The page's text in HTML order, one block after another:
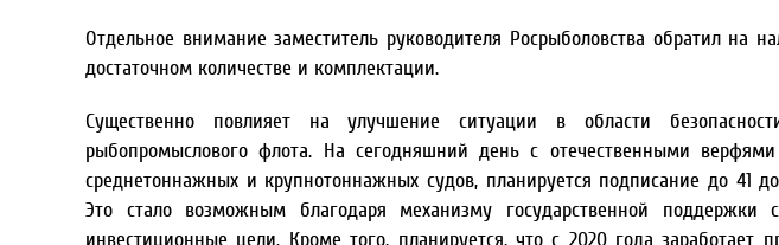
Отдельное внимание заместитель руководителя Росрыболовства обратил на
достаточном количестве и комплектации.
Существенно повлияет на улучшение ситуации в области
рыбопромыслового флота. На сегодняшний день с отечественными верфями
среднетоннажных и крупнотоннажных судов, планируется подписание до 41
Это стало возможным благодаря механизму государственной
инвестиционные цели. Кроме того, планируется, что с 2020 года заработает